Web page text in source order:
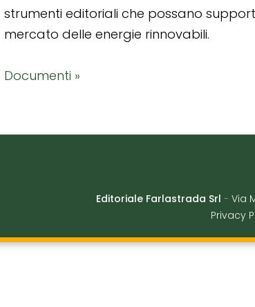
strumenti editoriali che possano
mercato delle energie rinnovabili.
Documenti »
Editoriale Farlastrada Srl - Via
Privacy